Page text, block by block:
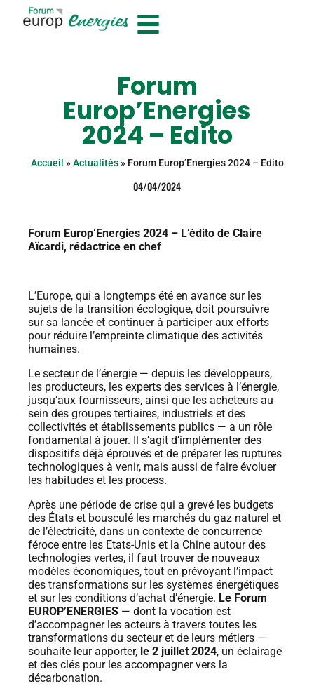
Forum
Europ’Energies
2024 – Edito
Accueil » Actualités» Forum Europ’Energies 2024 – Edito
04/04/2024
Forum Europ’Energies 2024 – L’édito de Claire
Aïcardi, rédactrice en chef
L’Europe, qui a longtemps été en avance sur les
sujets de la transition écologique, doit poursuivre
sur sa lancée et continuer à participer aux efforts
pour réduire l’empreinte climatique des activités
humaines.
Le secteur de l’énergie — depuis les développeurs,
les producteurs, les experts des services à l’énergie,
jusqu’aux fournisseurs, ainsi que les acheteurs au
sein des groupes tertiaires, industriels et des
collectivités et établissements publics — a un rôle
fondamental à jouer. Il s’agit d’implémenter des
dispositifs déjà éprouvés et de préparer les ruptures
technologiques à venir, mais aussi de faire évoluer
les habitudes et les process.
Après une période de crise qui a grevé les budgets
des États et bousculé les marchés du gaz naturel et
de l’électricité, dans un contexte de concurrence
féroce entre les Etats-Unis et la Chine autour des
technologies vertes, il faut trouver de nouveaux
modèles économiques, tout en prévoyant l’impact
des transformations sur les systèmes énergétiques
et sur les conditions d’achat d’énergie. Le Forum
EUROP’ENERGIES— dont la vocation est
d’accompagner les acteurs à travers toutes les
transformations du secteur et de leurs métiers —
souhaite leur apporter, le 2 juillet 2024, un éclairage
et des clés pour les accompagner vers la
décarbonation.